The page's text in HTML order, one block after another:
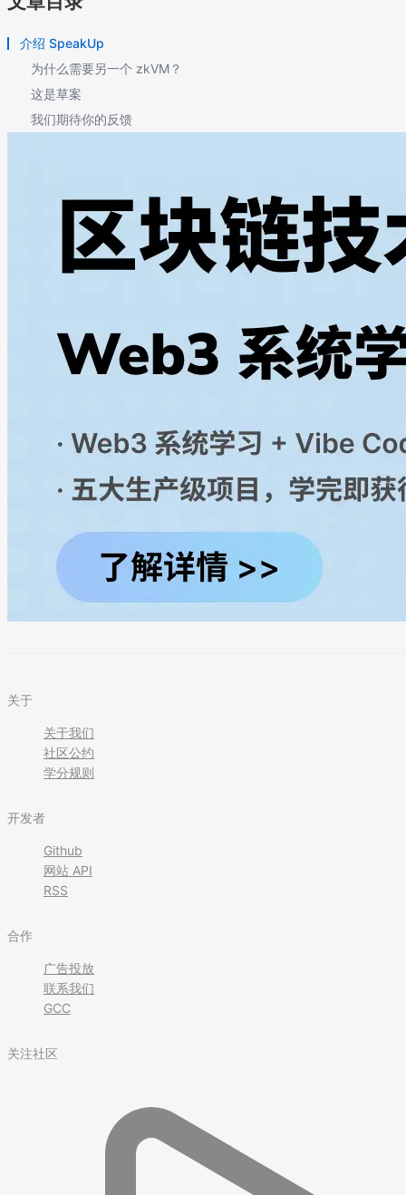
介绍 SpeakUp
为什么需要另一个 zkVM？
这是草案
我们期待你的反馈
关于
关于我们
社区公约
学分规则
开发者
Github
网站 API
RSS
合作
广告投放
联系我们
GCC
关注社区